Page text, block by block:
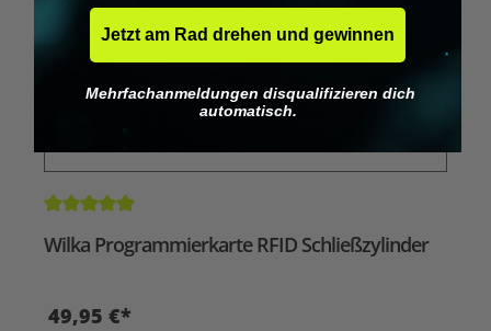
Durchschnittliche Bewertung von 5 von 5 Sternen
Wilka Programmierkarte RFID Schließzylinder
49,95 €*
Jetzt am Rad drehen und gewinnen
Mehrfachanmeldungen disqualifizieren dich
automatisch.